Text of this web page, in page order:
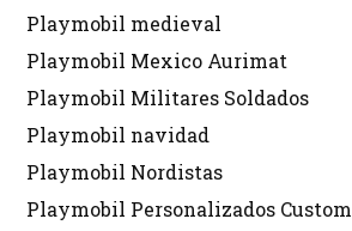
Playmobil medieval
Playmobil Mexico Aurimat
Playmobil Militares Soldados
Playmobil navidad
Playmobil Nordistas
Playmobil Personalizados Custom